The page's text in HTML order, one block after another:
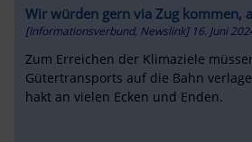
Wir würden gern via Zug kommen,
[Informationsverbund, Newslink] 16. Juni
Zum Erreichen der Klimaziele
Gütertransports auf die Bahn
hakt an vielen Ecken und Enden.